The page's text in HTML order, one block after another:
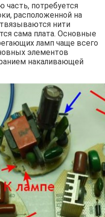
потребуется
расположенной на
нити
сама плата. Основные
ламп чаще всего
элементов
накаливающей